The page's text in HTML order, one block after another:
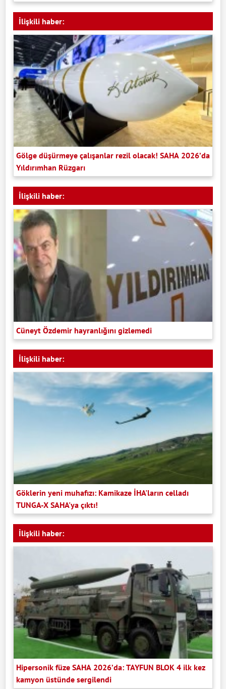
İlişkili haber:
Gölge düşürmeye çalışanlar rezil olacak! SAHA 2026’da
Yıldırımhan Rüzgarı
İlişkili haber:
Cüneyt Özdemir hayranlığını gizlemedi
İlişkili haber:
Göklerin yeni muhafızı: Kamikaze İHA'ların celladı
TUNGA-X SAHA'ya çıktı!
İlişkili haber:
Hipersonik füze SAHA 2026’da: TAYFUN BLOK 4 ilk kez
kamyon üstünde sergilendi